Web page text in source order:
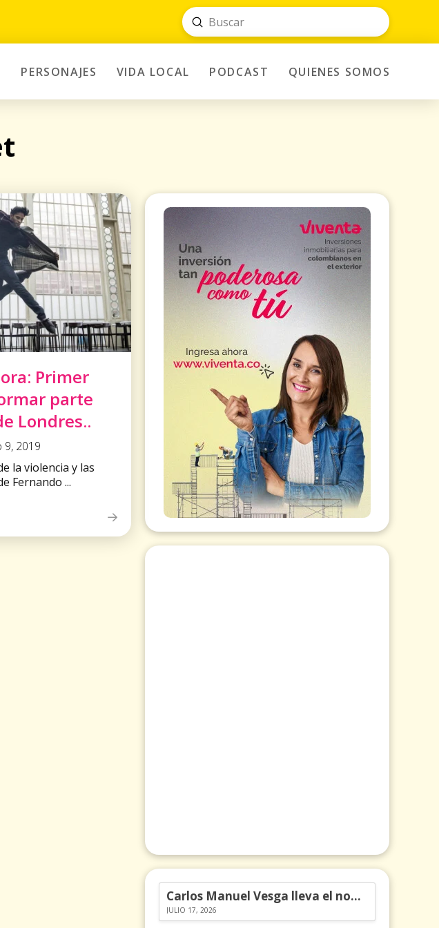
Search
Submit
PERSONAJES VIDA LOCAL PODCAST QUIENES SOMOS
Primer
parte
Londres..
2019
la violencia y las
Fernando ...
Carlos Manuel Vesga lleva el nombre de Colombia a los Emmy
JULIO 17, 2026